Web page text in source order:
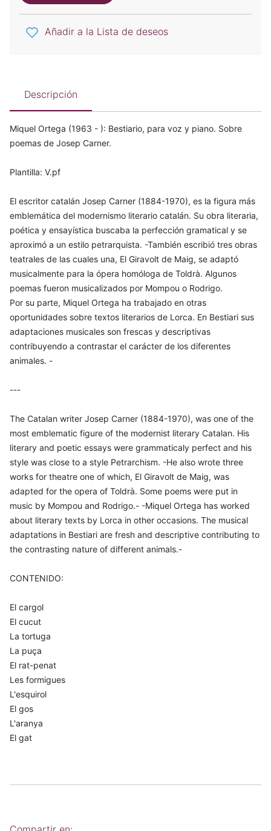
Añadir a la Lista de deseos
Descripción
Miquel Ortega (1963 - ): Bestiario, para voz y piano. Sobre
poemas de Josep Carner.
Plantilla: V.pf
El escritor catalán Josep Carner (1884-1970), es la figura más
emblemática del modernismo literario catalán. Su obra literaria,
poética y ensayística buscaba la perfección gramatical y se
aproximó a un estilo petrarquista. -También escribió tres obras
teatrales de las cuales una, El Giravolt de Maig, se adaptó
musicalmente para la ópera homóloga de Toldrà. Algunos
poemas fueron musicalizados por Mompou o Rodrigo.
Por su parte, Miquel Ortega ha trabajado en otras
oportunidades sobre textos literarios de Lorca. En Bestiari sus
adaptaciones musicales son frescas y descriptivas
contribuyendo a contrastar el carácter de los diferentes
animales. -
---
The Catalan writer Josep Carner (1884-1970), was one of the
most emblematic figure of the modernist literary Catalan. His
literary and poetic essays were grammaticaly perfect and his
style was close to a style Petrarchism. -He also wrote three
works for theatre one of which, El Giravolt de Maig, was
adapted for the opera of Toldrà. Some poems were put in
music by Mompou and Rodrigo.- -Miquel Ortega has worked
about literary texts by Lorca in other occasions. The musical
adaptations in Bestiari are fresh and descriptive contributing to
the contrasting nature of different animals.-
CONTENIDO:
El cargol
El cucut
La tortuga
La puça
El rat-penat
Les formigues
L'esquirol
El gos
L'aranya
El gat